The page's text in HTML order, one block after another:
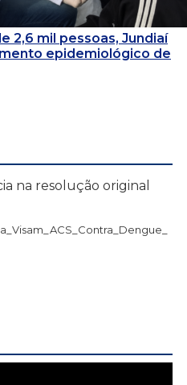
2,6 mil pessoas, Jundiaí
epidemiológico de
na resolução original